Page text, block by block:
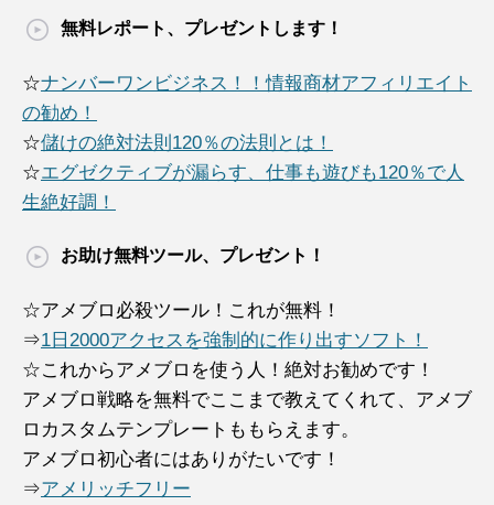
無料レポート、プレゼントします！
☆ナンバーワンビジネス！！情報商材アフィリエイト
の勧め！
☆儲けの絶対法則120％の法則とは！
☆エグゼクティブが漏らす、仕事も遊びも120％で人
生絶好調！
お助け無料ツール、プレゼント！
☆アメブロ必殺ツール！これが無料！
⇒1日2000アクセスを強制的に作り出すソフト！
☆これからアメブロを使う人！絶対お勧めです！
アメブロ戦略を無料でここまで教えてくれて、アメブ
ロカスタムテンプレートももらえます。
アメブロ初心者にはありがたいです！
⇒アメリッチフリー